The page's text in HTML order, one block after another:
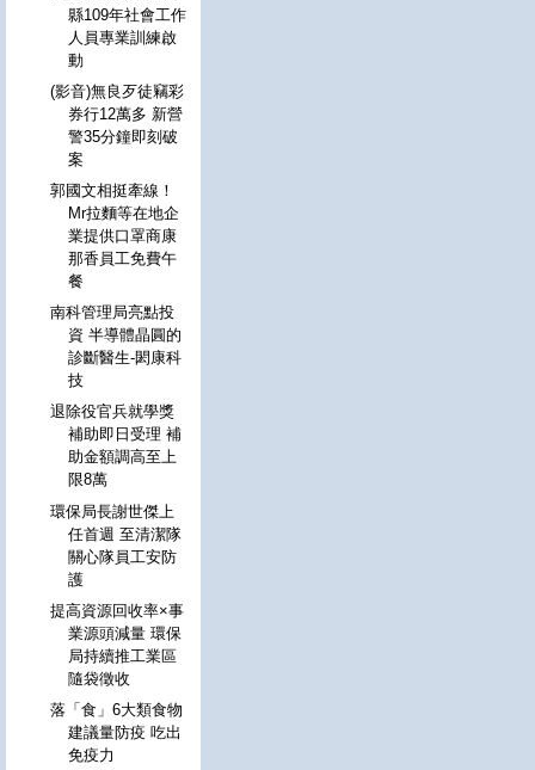
縣109年社會工作
人員專業訓練啟
動
(影音)無良歹徒竊彩
券行12萬多 新營
警35分鐘即刻破
案
郭國文相挺牽線！
Mr拉麵等在地企
業提供口罩商康
那香員工免費午
餐
南科管理局亮點投
資 半導體晶圓的
診斷醫生-閎康科
技
退除役官兵就學獎
補助即日受理 補
助金額調高至上
限8萬
環保局長謝世傑上
任首週 至清潔隊
關心隊員工安防
護
提高資源回收率×事
業源頭減量 環保
局持續推工業區
隨袋徵收
落「食」6大類食物
建議量防疫 吃出
免疫力